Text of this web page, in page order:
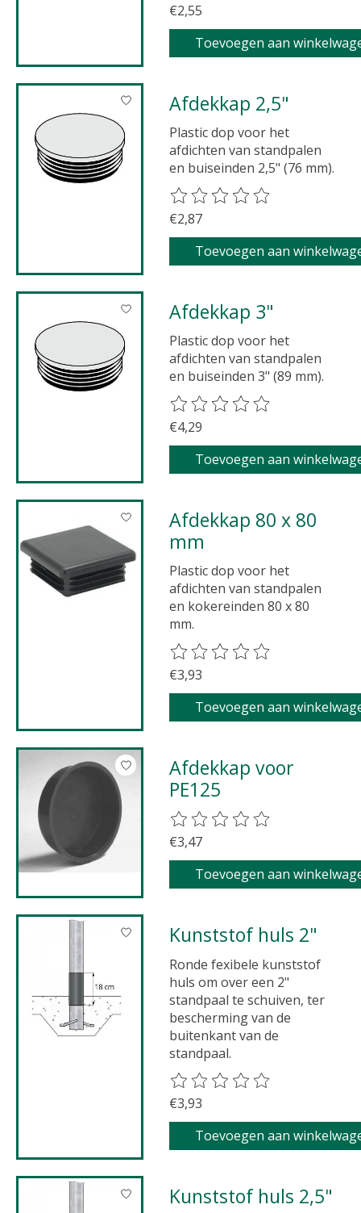
€2,55
Toevoegen aan
Afdekkap 2,5"
Plastic dop voor het
afdichten van standpalen
en buiseinden 2,5" (76 mm).
De beoordeling van dit
€2,87
Toevoegen aan
Afdekkap 3"
Plastic dop voor het
afdichten van standpalen
en buiseinden 3" (89 mm).
De beoordeling van dit
€4,29
Toevoegen aan
Afdekkap 80 x 80
mm
Plastic dop voor het
afdichten van standpalen
en kokereinden 80 x 80
mm.
De beoordeling van dit
€3,93
Toevoegen aan
Afdekkap voor
PE125
De beoordeling van dit
€3,47
Toevoegen aan
Kunststof huls 2"
Ronde fexibele kunststof
huls om over een 2"
standpaal te schuiven, ter
bescherming van de
buitenkant van de
standpaal.
De beoordeling van dit
€3,93
Toevoegen aan
Kunststof huls 2,5"